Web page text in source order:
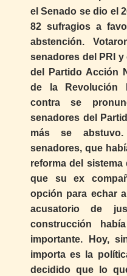
el Senado se dio el
82 sufragios a
abstención.
senadores del PRI
del Partido Acción
de la Revolución
contra se
senadores del
más se
senadores, que
reforma del
que su ex
opción para echar
acusatorio de
construcción
importante. Hoy,
importa es la
decidido que lo